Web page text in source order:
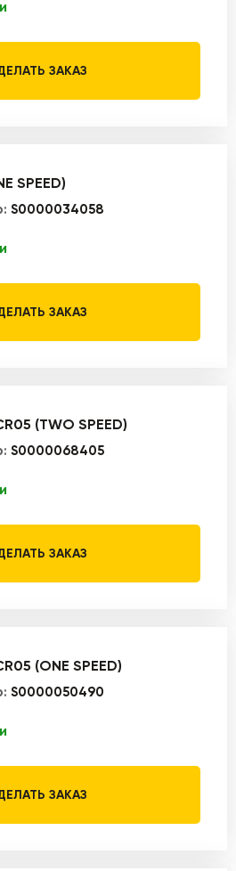
ЗАКАЗ
SPEED)
S0000034058
ЗАКАЗ
(TWO SPEED)
S0000068405
ЗАКАЗ
(ONE SPEED)
S0000050490
ЗАКАЗ